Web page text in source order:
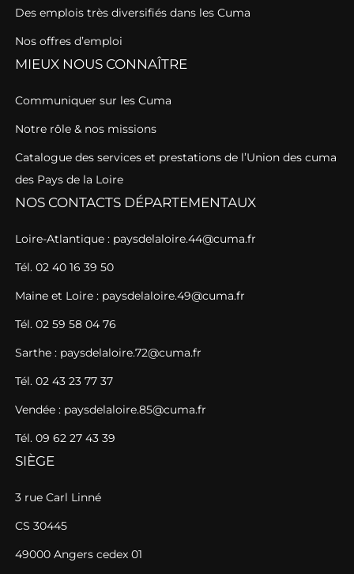
Des emplois très diversifiés dans les Cuma
Nos offres d’emploi
MIEUX NOUS CONNAÎTRE
Communiquer sur les Cuma
Notre rôle & nos missions
Catalogue des services et prestations de l’Union des cuma
des Pays de la Loire
NOS CONTACTS DÉPARTEMENTAUX
Loire-Atlantique : paysdelaloire.44@cuma.fr
Tél. 02 40 16 39 50
Maine et Loire : paysdelaloire.49@cuma.fr
Tél. 02 59 58 04 76
Sarthe : paysdelaloire.72@cuma.fr
Tél. 02 43 23 77 37
Vendée : paysdelaloire.85@cuma.fr
Tél. 09 62 27 43 39
SIÈGE
3 rue Carl Linné
CS 30445
49000 Angers cedex 01